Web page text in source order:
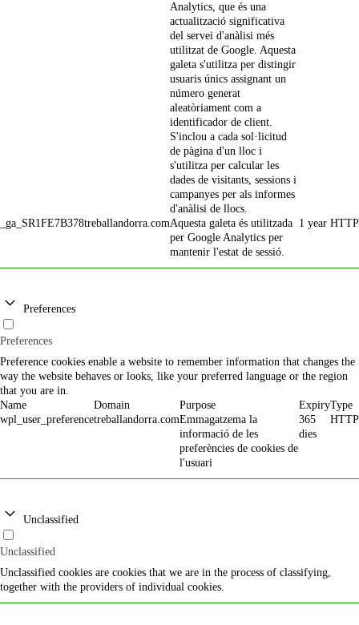
Analytics, que és una
actualització significativa
del servei d'anàlisi més
utilitzat de Google. Aquesta
galeta s'utilitza per distingir
usuaris únics assignant un
número generat
aleatòriament com a
identificador de client.
S'inclou a cada sol·licitud
de pàgina d'un lloc i
s'utilitza per calcular les
dades de visitants, sessions i
campanyes per als informes
d'anàlisi de llocs.
_ga_SR1FE7B378treballandorra.comAquesta galeta és utilitzada
per Google Analytics per
mantenir l'estat de sessió.
1 year HTTP
Preferences
Preferences
Preference cookies enable a website to remember information that changes the
way the website behaves or looks, like your preferred language or the region
that you are in.
Name
Domain Purpose ExpiryType
wpl_user_preferencetreballandorra.comEmmagatzema la
informació de les
preferències de cookies de
l'usuari
365
dies
HTTP
Unclassified
Unclassified
Unclassified cookies are cookies that we are in the process of classifying,
together with the providers of individual cookies.